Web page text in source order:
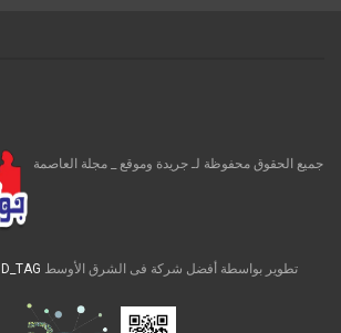
جميع الحقوق محفوظة لـ جريدة وموقع _ مجلة العاصمة
تطوير بواسطة أفضل شركة فى الشرق الأوسط MADE WITH D_TAG